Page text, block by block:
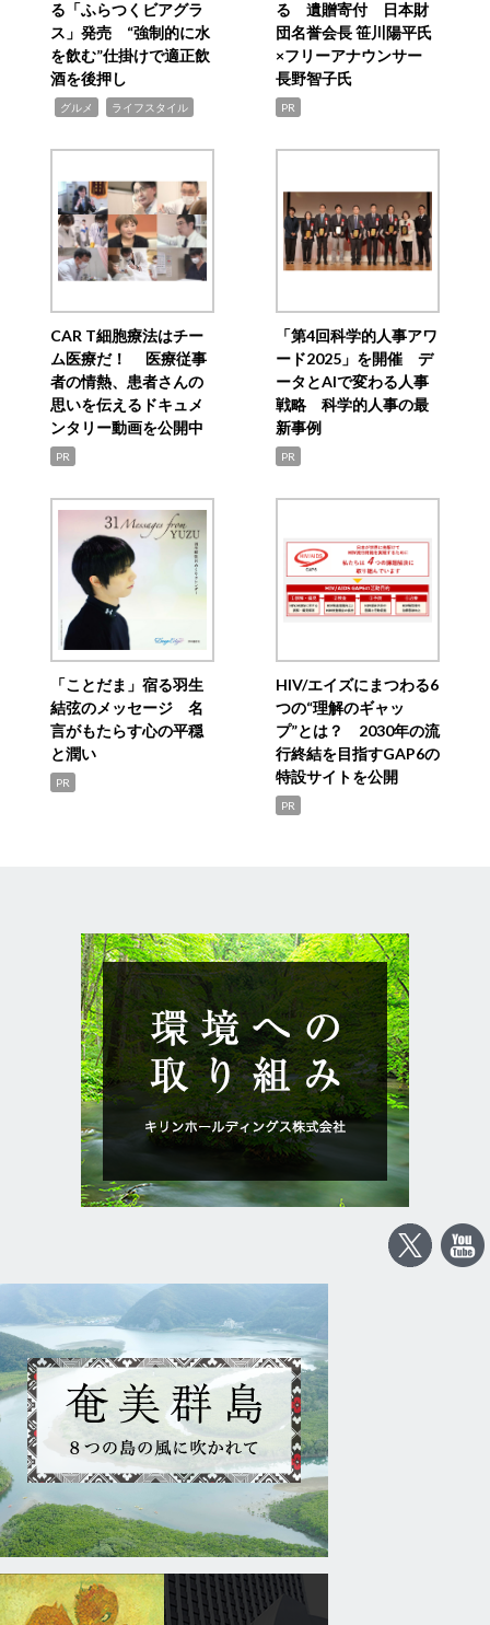
る「ふらつくビアグラ
ス」発売 “強制的に水
を飲む”仕掛けで適正飲
酒を後押し
グルメ ライフスタイル
る 遺贈寄付 日本財
団名誉会長 笹川陽平氏
×フリーアナウンサー
長野智子氏
PR
CAR T細胞療法はチー
ム医療だ！ 医療従事
者の情熱、患者さんの
思いを伝えるドキュメ
ンタリー動画を公開中
PR
「第4回科学的人事アワ
ード2025」を開催 デ
ータとAIで変わる人事
戦略 科学的人事の最
新事例
PR
「ことだま」宿る羽生
結弦のメッセージ 名
言がもたらす心の平穏
と潤い
PR
HIV/エイズにまつわる6
つの“理解のギャッ
プ”とは？ 2030年の流
行終結を目指すGAP6の
特設サイトを公開
PR